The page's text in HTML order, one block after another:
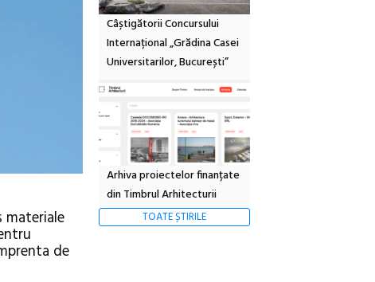
de
Câștigătorii Concursului
Internațional „Grădina Casei
Universitarilor, București”
Arhiva proiectelor finanțate
din Timbrul Arhitecturii
TOATE ȘTIRILE